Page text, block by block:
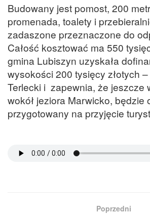
Budowany jest pomost, 200
promenada, toalety i
zadaszone przeznaczone do
Całość kosztować ma 550
gmina Lubiszyn uzyskała
wysokości 200 tysięcy złotych
Terlecki i zapewnia, że jeszcze
wokół jeziora Marwicko, będzie
przygotowany na przyjęcie
Poprzedni